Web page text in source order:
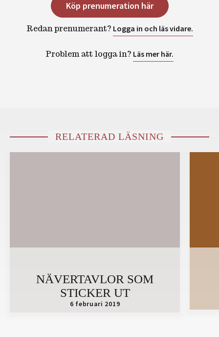
Köp prenumeration här
Redan prenumerant? Logga in och läs vidare.
Problem att logga in? Läs mer här.
RELATERAD LÄSNING
NÄVERTAVLOR SOM
STICKER UT
6 februari 2019